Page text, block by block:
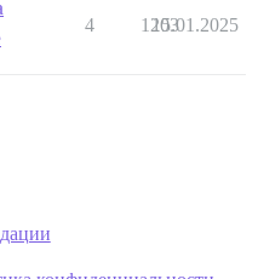
4 1203
15.01.2025